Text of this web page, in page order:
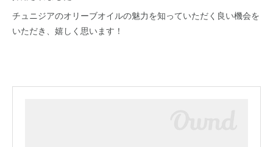
チュニジアのオリーブオイルの魅力を知っていただく良い機会を
いただき、嬉しく思います！